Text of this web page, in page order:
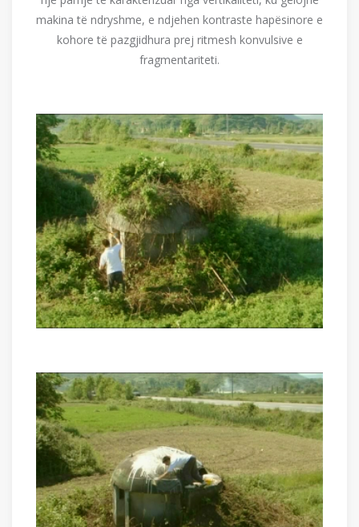
makina të ndryshme, e ndjehen kontraste hapësinore e
kohore të pazgjidhura prej ritmesh konvulsive e
fragmentariteti.